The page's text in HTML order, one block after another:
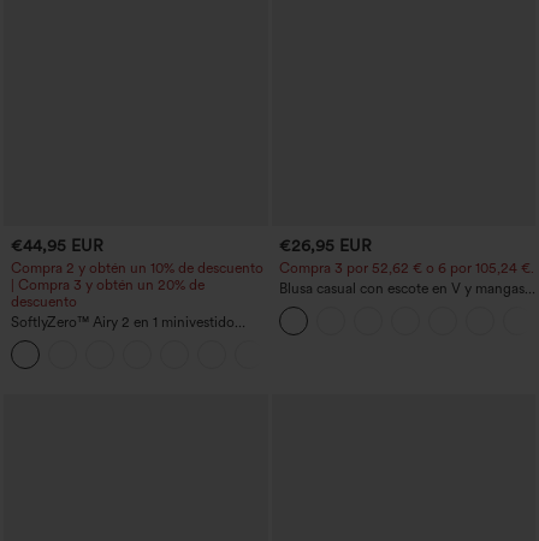
€44,95 EUR
Compra 2 y obtén un 10% de descuento
| Compra 3 y obtén un 20% de
descuento
SoftlyZero™ Airy 2 en 1 minivestido
activo de baile con bolsillos — Edición
Easy Peezy — largo extra
€26,95 EUR
Compra 3 por 52,62 € o 6 por 105,24 €.
Blusa casual con escote en V y mangas
cortas abullonadas